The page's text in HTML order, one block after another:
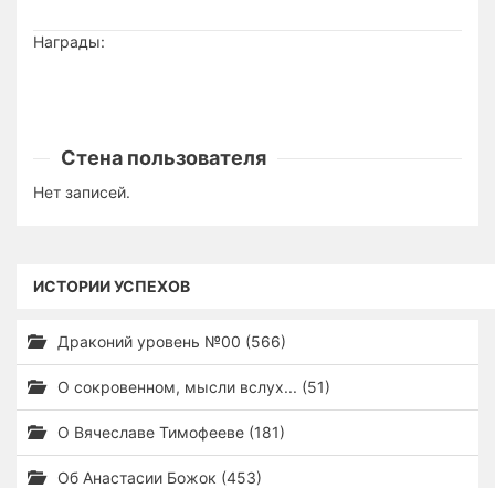
Награды:
Стена пользователя
Нет записей.
ИСТОРИИ УСПЕХОВ
Драконий уровень №00 (566)
О сокровенном, мысли вслух... (51)
О Вячеславе Тимофееве (181)
Об Анастасии Божок (453)